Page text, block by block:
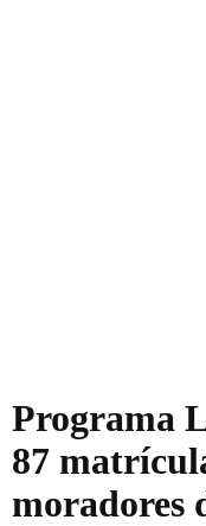
Programa
87
moradores